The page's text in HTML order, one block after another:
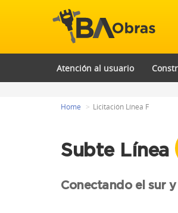
Atención al usuario
Home Licitación Línea F
Subte Línea
Conectando el sur